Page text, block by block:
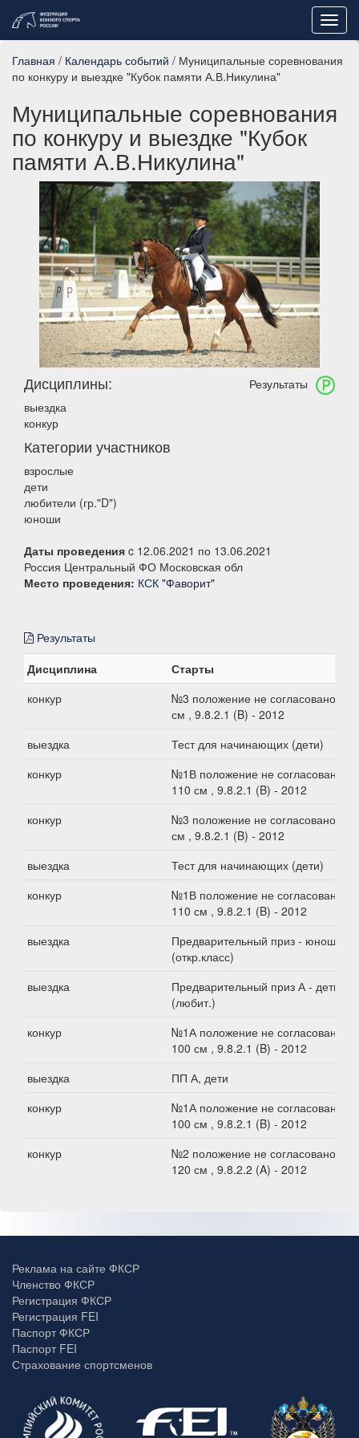
Главная / Календарь событий / Муниципальные соревнования
по конкуру и выездке "Кубок памяти А.В.Никулина"
Муниципальные соревнования
по конкуру и выездке "Кубок
памяти А.В.Никулина"
Результаты
Дисциплины:
выездка
конкур
Категории участников
взрослые
дети
любители (гр."D")
юноши
Даты проведения c 12.06.2021 по 13.06.2021
Россия Центральный ФО Московская обл
Место проведения: КСК "Фаворит"
Результаты
Дисциплина
Старты
конкур
№3 положение не согласовано, 80
см , 9.8.2.1 (B) - 2012
выездка
Тест для начинающих (дети)
конкур
№1В положение не согласовано,
110 см , 9.8.2.1 (B) - 2012
конкур
№3 положение не согласовано, 80
см , 9.8.2.1 (B) - 2012
выездка
Тест для начинающих (дети)
конкур
№1В положение не согласовано,
110 см , 9.8.2.1 (B) - 2012
выездка
Предварительный приз - юноши
(откр.класс)
выездка
Предварительный приз А - дети
(любит.)
конкур
№1А положение не согласовано,
100 см , 9.8.2.1 (B) - 2012
выездка
ПП А, дети
конкур
№1А положение не согласовано,
100 см , 9.8.2.1 (B) - 2012
конкур
№2 положение не согласовано,
120 см , 9.8.2.2 (A) - 2012
Реклама на сайте ФКСР
Членство ФКСР
Регистрация ФКСР
Регистрация FEI
Паспорт ФКСР
Паспорт FEI
Страхование спортсменов